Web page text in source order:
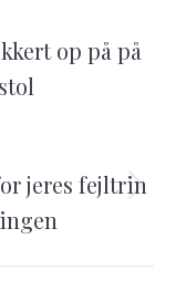
op på på
jeres fejltrin